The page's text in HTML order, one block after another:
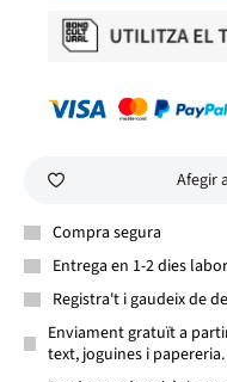
Afegir
Compra segura
Entrega en 1-2 dies
Registra't i gaudeix de
Enviament gratuït a
text, joguines i papereria.